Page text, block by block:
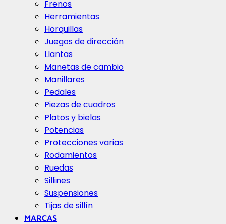
Frenos
Herramientas
Horquillas
Juegos de dirección
Llantas
Manetas de cambio
Manillares
Pedales
Piezas de cuadros
Platos y bielas
Potencias
Protecciones varias
Rodamientos
Ruedas
Sillines
Suspensiones
Tijas de sillín
MARCAS